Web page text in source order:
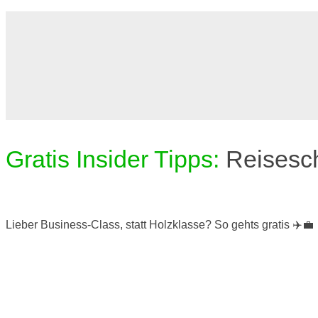
Gratis Insider Tipps:
Lieber Business-Class, statt Holzklasse? So gehts gratis ✈️💼